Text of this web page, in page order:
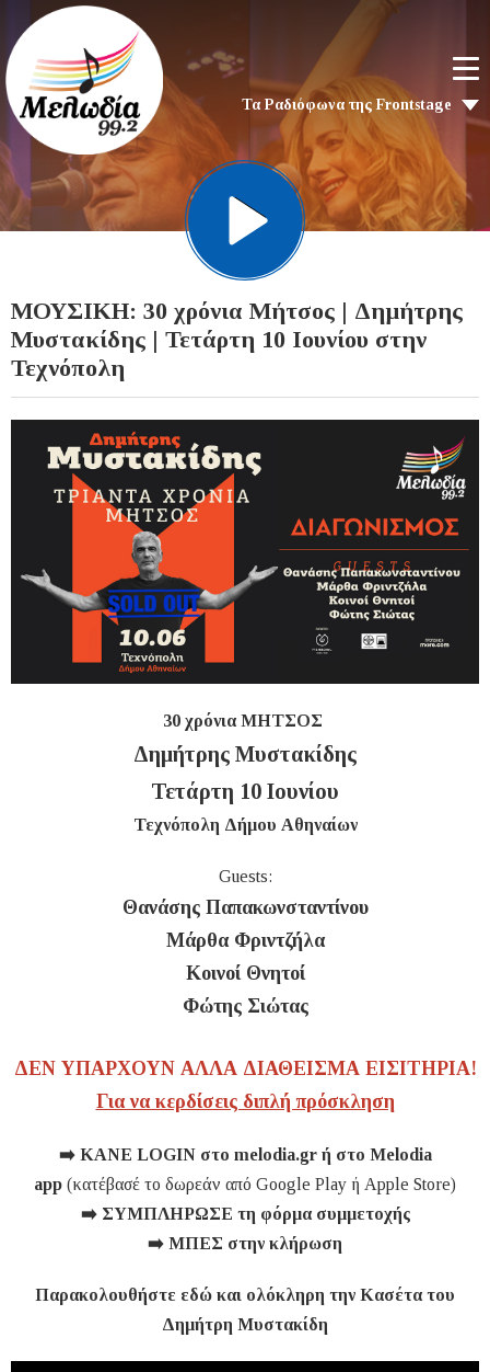
Τα Ραδιόφωνα της Frontstage
ΜΟΥΣΙΚΗ: 30 χρόνια Μήτσος | Δημήτρης
Μυστακίδης | Τετάρτη 10 Ιουνίου στην
Τεχνόπολη
30 χρόνια ΜΗΤΣΟΣ
Δημήτρης Μυστακίδης
Τετάρτη 10 Ιουνίου
Τεχνόπολη Δήμου Αθηναίων
Guests:
Θανάσης Παπακωνσταντίνου
Μάρθα Φριντζήλα
Κοινοί Θνητοί
Φώτης Σιώτας
ΔΕΝ ΥΠΑΡΧΟΥΝ ΑΛΛΑ ΔΙΑΘΕΙΣΜΑ ΕΙΣΙΤΗΡΙΑ!
Για να κερδίσεις διπλή πρόσκληση
➡️ΚΑΝΕ LOGINστο melodia.gr ή στο Melodia
app (κατέβασέ το δωρεάν από Google Play ή Apple Store)
➡️ΣΥΜΠΛΗΡΩΣΕ τη φόρμα συμμετοχής
➡️ ΜΠΕΣ στην κλήρωση
Παρακολουθήστε εδώ και ολόκληρη την Κασέτα του
Δημήτρη Μυστακίδη